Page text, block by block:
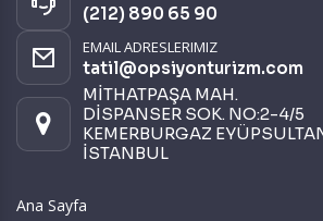
(212) 890 65 90
EMAIL ADRESLERIMIZ
tatil@opsiyonturizm.com
MİTHATPAŞA MAH.
DİSPANSER SOK. NO:2-4/5
KEMERBURGAZ
İSTANBUL
Ana Sayfa